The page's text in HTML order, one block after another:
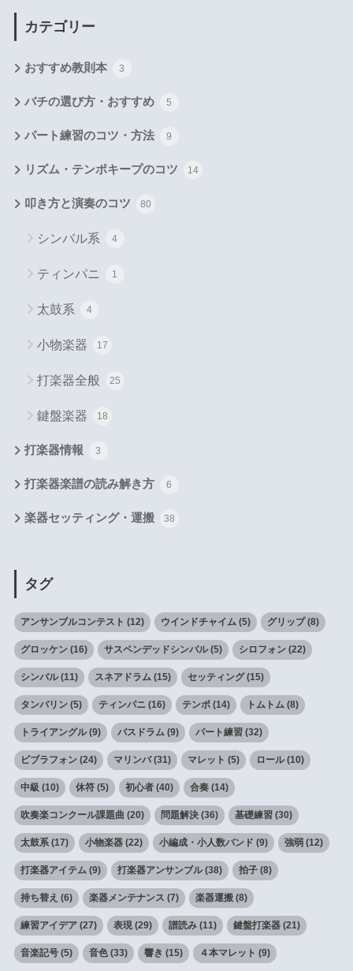
カテゴリー
おすすめ教則本 3
バチの選び方・おすすめ 5
パート練習のコツ・方法 9
リズム・テンポキープのコツ 14
叩き方と演奏のコツ 80
シンバル系 4
ティンパニ 1
太鼓系 4
小物楽器 17
打楽器全般 25
鍵盤楽器 18
打楽器情報 3
打楽器楽譜の読み解き方 6
楽器セッティング・運搬 38
タグ
アンサンブルコンテスト (12) ウインドチャイム(5) グリップ(8)
グロッケン(16) サスペンデッドシンバル(5) シロフォン(22)
シンバル(11) スネアドラム(15) セッティング(15)
タンバリン(5) ティンパニ(16) テンポ(14) トムトム(8)
トライアングル(9) バスドラム(9) パート練習(32)
ビブラフォン(24) マリンバ(31) マレット (5) ロール(10)
中級 (10) 休符(5) 初心者(40) 合奏(14)
吹奏楽コンクール課題曲 (20) 問題解決(36) 基礎練習(30)
太鼓系(17) 小物楽器(22) 小編成・小人数バンド (9) 強弱(12)
打楽器アイテム(9) 打楽器アンサンブル(38) 拍子(8)
持ち替え (6) 楽器メンテナンス (7) 楽器運搬(8)
練習アイデア(27) 表現(29) 譜読み(11) 鍵盤打楽器(21)
音楽記号(5) 音色(33) 響き (15) ４本マレット (9)